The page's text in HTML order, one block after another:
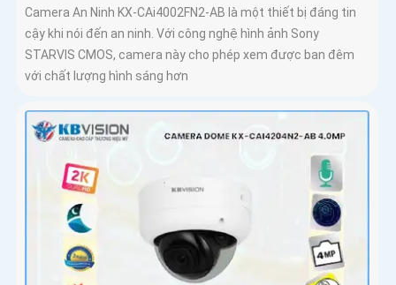
Camera An Ninh KX-CAi4002FN2-AB là một thiết bị đáng tin
cậy khi nói đến an ninh. Với công nghệ hình ảnh Sony
STARVIS CMOS, camera này cho phép xem được ban đêm
với chất lượng hình sáng hơn